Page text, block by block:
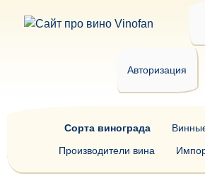
Авторизация
Сорта винограда
Производители вина